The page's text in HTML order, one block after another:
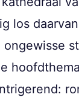
los